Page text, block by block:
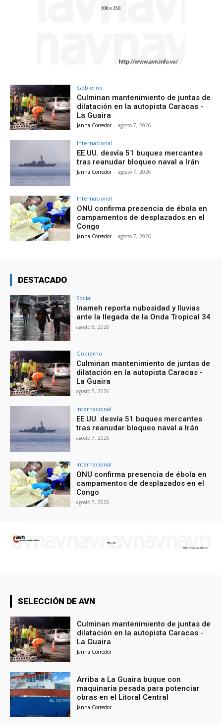
Gobierno
Culminan mantenimiento de juntas de
dilatación en la autopista Caracas -
La Guaira
Janna Corredor - agosto 7, 2026
Internacional
EE.UU. desvía 51 buques mercantes
tras reanudar bloqueo naval a Irán
Janna Corredor - agosto 7, 2026
Internacional
ONU confirma presencia de ébola en
campamentos de desplazados en el
Congo
Janna Corredor - agosto 7, 2026
DESTACADO
Social
Inameh reporta nubosidad y lluvias
ante la llegada de la Onda Tropical 34
agosto 8, 2026
Gobierno
Culminan mantenimiento de juntas de
dilatación en la autopista Caracas -
La Guaira
agosto 7, 2026
Internacional
EE.UU. desvía 51 buques mercantes
tras reanudar bloqueo naval a Irán
agosto 7, 2026
Internacional
ONU confirma presencia de ébola en
campamentos de desplazados en el
Congo
agosto 7, 2026
SELECCIÓN DE AVN
Culminan mantenimiento de juntas de
dilatación en la autopista Caracas -
La Guaira
Janna Corredor
Arriba a La Guaira buque con
maquinaria pesada para potenciar
obras en el Litoral Central
Janna Corredor